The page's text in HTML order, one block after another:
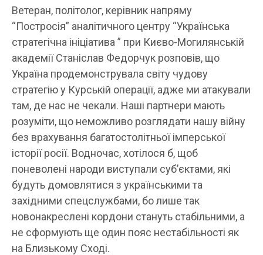
Ветеран, політолог, керівник напряму
“Постросія” аналітичного центру “Українська
стратегічна ініціатива ” при Києво-Могилянській
академії Станіслав Федорчук розповів, що
Україна продемонструвала світу чудову
стратегію у Курській операції, адже ми атакували
там, де нас не чекали. Наші партнери мають
розуміти, що неможливо розглядати нашу війну
без врахування багатостолітньої імперської
історії росії. Водночас, хотілося б, щоб
поневолені народи виступали суб’єктами, які
будуть домовлятися з українськими та
західними спецслужбами, бо лише так
новонакреслені кордони стануть стабільними, а
не сформують ще один пояс нестабільності як
на Близькому Сході.